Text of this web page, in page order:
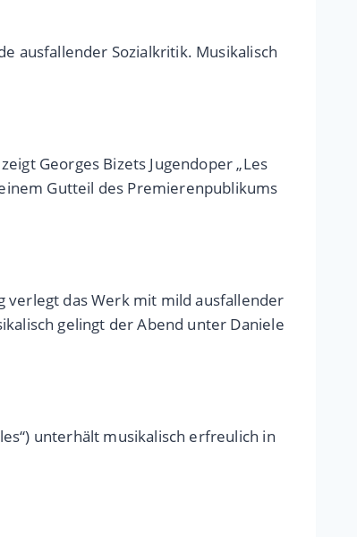
ausfallender Sozialkritik. Musikalisch
Georges Bizets Jugendoper „Les
Gutteil des Premierenpublikums
verlegt das Werk mit mild ausfallender
gelingt der Abend unter Daniele
unterhält musikalisch erfreulich in